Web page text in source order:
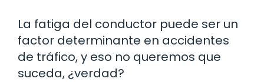
La fatiga del conductor puede ser un
factor determinante en accidentes
de tráfico, y eso no queremos que
suceda, ¿verdad?